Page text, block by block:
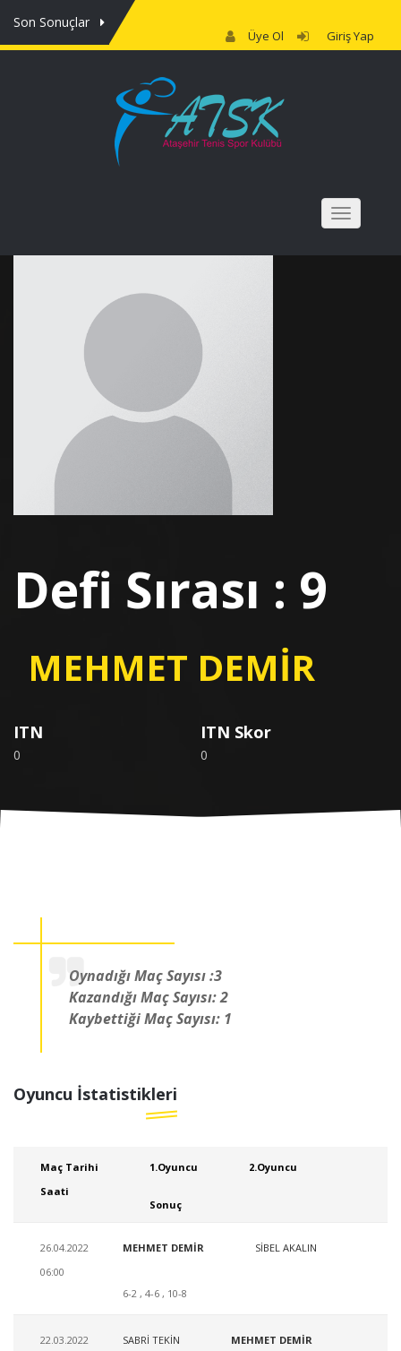
Son Sonuçlar
Üye Ol Giriş Yap
NAV
Defi Sırası : 9
MEHMET DEMİR
ITN
0
ITN Skor
0
Oynadığı Maç Sayısı :3
Kazandığı Maç Sayısı: 2
Kaybettiği Maç Sayısı: 1
Oyuncu İstatistikleri
Maç Tarihi
Saati
1.Oyuncu 2.Oyuncu
Sonuç
26.04.2022
06:00
MEHMET DEMİR SİBEL AKALIN
6-2 , 4-6 , 10-8
22.03.2022
SABRİ TEKİN MEHMET DEMİR